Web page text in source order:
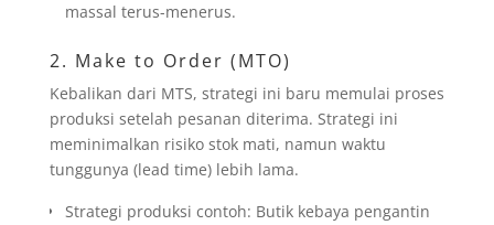
massal terus-menerus.
2. Make to Order (MTO)
Kebalikan dari MTS, strategi ini baru memulai proses
produksi setelah pesanan diterima. Strategi ini
meminimalkan risiko stok mati, namun waktu
tunggunya (lead time) lebih lama.
Strategi produksi contoh: Butik kebaya pengantin